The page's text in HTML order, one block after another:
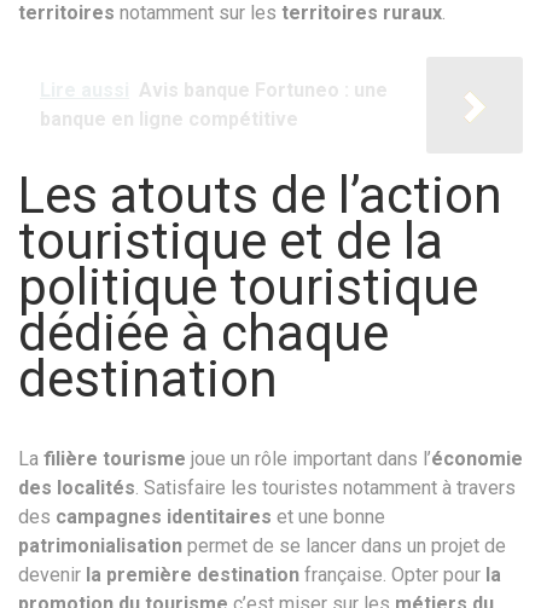
territoires notamment sur les territoires ruraux.
Avis banque Fortuneo : une
banque en ligne compétitive
Les atouts de l’action
touristique et de la
politique touristique
dédiée à chaque
destination
La filière tourisme joue un rôle important dans l’économie
des localités. Satisfaire les touristes notamment à travers
des campagnes identitaires et une bonne
patrimonialisation permet de se lancer dans un projet de
devenir la première destination française. Opter pour la